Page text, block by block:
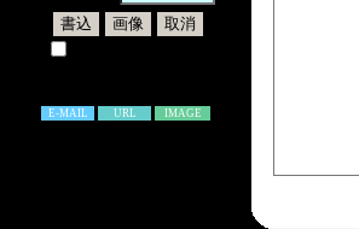
E-MAIL URL IMAGE